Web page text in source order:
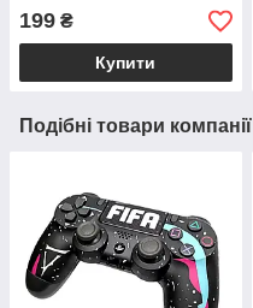
199 ₴
Купити
Подібні товари компанії